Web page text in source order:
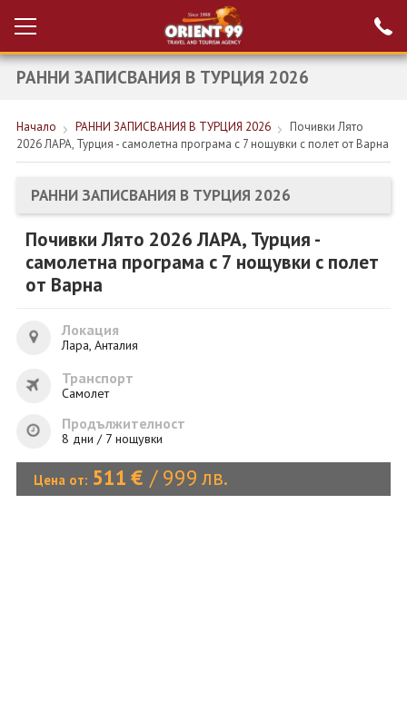
Вход за агенти
Проверка на
резервация
РАННИ ЗАПИСВАНИЯ ТУРЦИЯ
НОВА ГОДИНА ТУРЦИЯ
НОВА ГОДИНА
ПОЧИВКИ
КРУИЗИ
ЕКСКУРЗИИ
ЗА НАС
ФИРМЕНИ ДОКУМЕНТИ
РАННИ ЗАПИСВАНИЯ В ТУРЦИЯ 2026
Начало РАННИ ЗАПИСВАНИЯ В ТУРЦИЯ 2026
Почивки Лято
2026 ЛАРА, Турция - самолетна програма с 7 нощувки с полет от Варна
РАННИ ЗАПИСВАНИЯ В ТУРЦИЯ 2026
Почивки Лято 2026 ЛАРА, Турция -
самолетна програма с 7 нощувки с полет
от Варна
Локация
Лара, Анталия
Транспорт
Самолет
Продължителност
8 дни / 7 нощувки
Цена от: 511 € / 999 лв.